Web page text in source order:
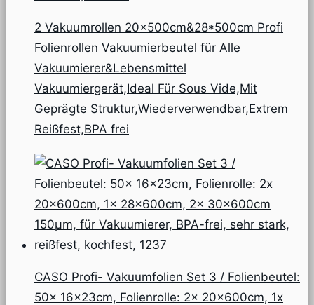
2 Vakuumrollen 20x500cm&28*500cm Profi
Folienrollen Vakuumierbeutel für Alle
Vakuumierer&Lebensmittel
Vakuumiergerät,Ideal Für Sous Vide,Mit
Geprägte Struktur,Wiederverwendbar,Extrem
Reißfest,BPA frei
CASO Profi- Vakuumfolien Set 3 / Folienbeutel:
50x 16x23cm, Folienrolle: 2x 20x600cm, 1x